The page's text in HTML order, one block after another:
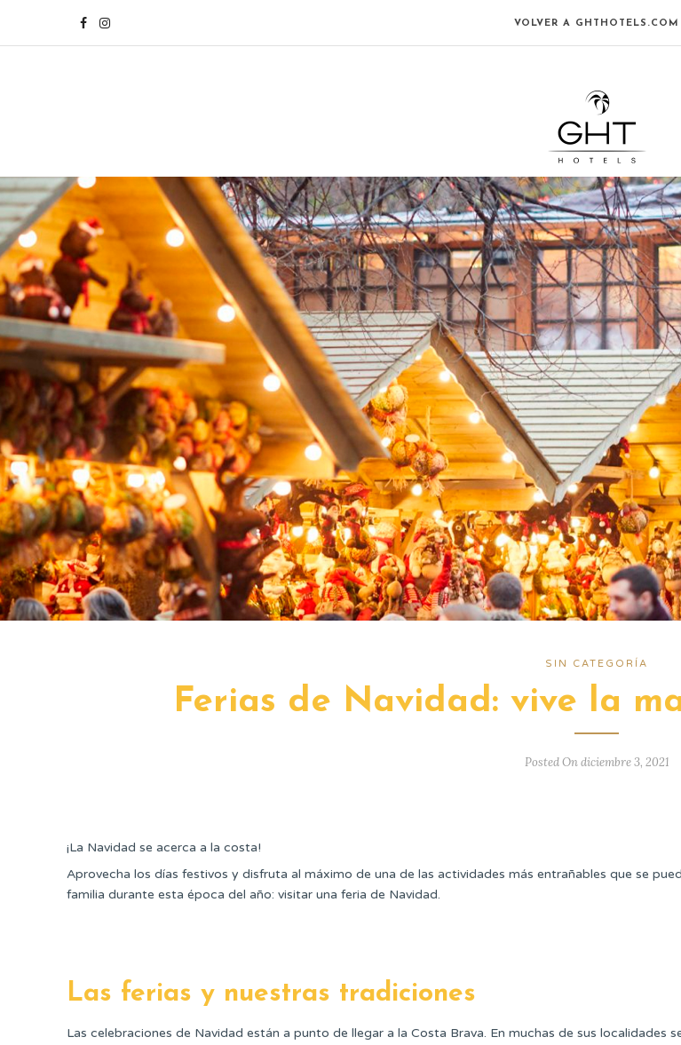
VOLVER A GHTHOTELS.COM
SIN CATEGORÍA
Ferias de Navidad: vive la
Posted On diciembre 3, 2021
¡La Navidad se acerca a la costa!
Aprovecha los días festivos y disfruta al máximo de una de las actividades más entrañables que se
familia durante esta época del año: visitar una feria de Navidad.
Las ferias y nuestras tradiciones
Las celebraciones de Navidad están a punto de llegar a la Costa Brava. En muchas de sus localidades